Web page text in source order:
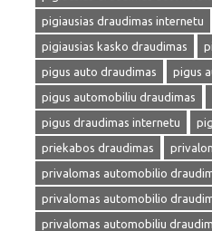
pigiausias draudimas internetu
pigiausias kasko draudimas
pigus auto draudimas
pigus
pigus automobiliu draudimas
pigus draudimas internetu
priekabos draudimas
privalomas automobilio
privalomas automobilio
privalomas automobiliu